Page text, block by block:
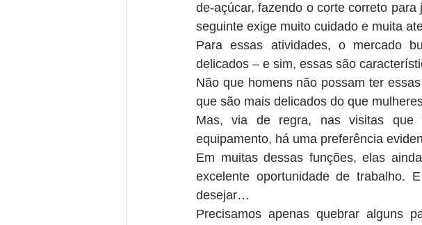
de-açúcar, fazendo o corte correto
seguinte exige muito cuidado e muita
Para essas atividades, o mercado
delicados – e sim, essas são
Não que homens não possam ter
que são mais delicados do que
Mas, via de regra, nas visitas que
equipamento, há uma preferência
Em muitas dessas funções, elas
excelente oportunidade de trabalho.
desejar…
Precisamos apenas quebrar alguns